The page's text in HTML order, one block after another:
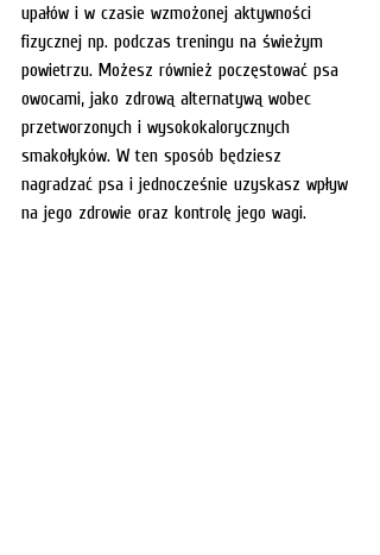
upałów i w czasie wzmożonej aktywności
fizycznej np. podczas treningu na świeżym
powietrzu. Możesz również poczęstować psa
owocami, jako zdrową alternatywą wobec
przetworzonych i wysokokalorycznych
smakołyków. W ten sposób będziesz
nagradzać psa i jednocześnie uzyskasz wpływ
na jego zdrowie oraz kontrolę jego wagi.